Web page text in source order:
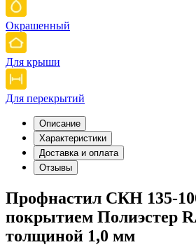
Окрашенный
Для крыши
Для перекрытий
Описание
Характеристики
Доставка и оплата
Отзывы
Профнастил СКН 135-
покрытием Полиэстер
толщиной 1,0 мм